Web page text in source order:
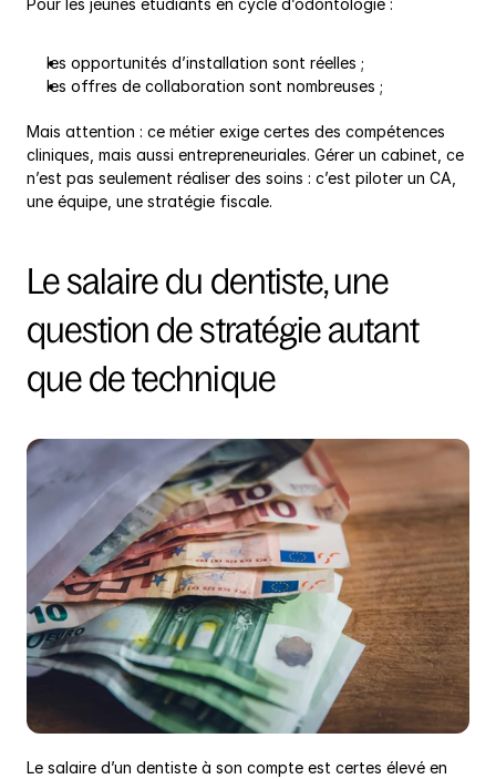
Pour les jeunes étudiants en cycle d’odontologie :
les opportunités d’installation sont réelles ;
les offres de collaboration sont nombreuses ;
Mais attention : ce métier exige certes des compétences
cliniques, mais aussi entrepreneuriales. Gérer un cabinet, ce
n’est pas seulement réaliser des soins : c’est piloter un CA,
une équipe, une stratégie fiscale.
Le salaire du dentiste, une
question de stratégie autant
que de technique
Le salaire d’un dentiste à son compte est certes élevé en